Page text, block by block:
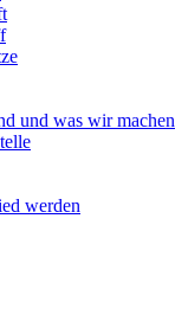
und was wir machen
werden